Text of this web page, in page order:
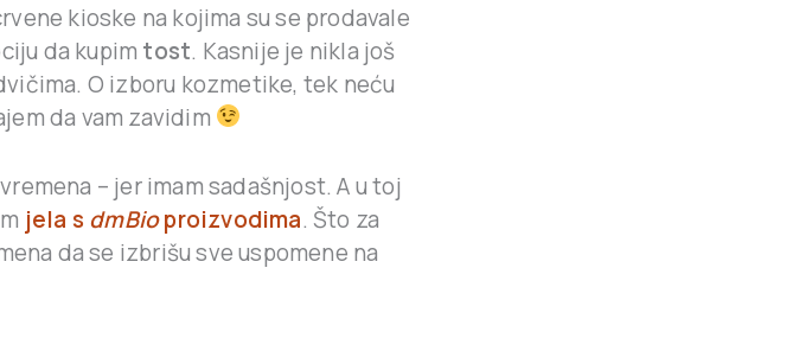
kioske na kojima su se prodavale
da kupim tost. Kasnije je nikla još
O izboru kozmetike, tek neću
da vam zavidim
– jer imam sadašnjost. A u toj
jela s dmBioproizvodima. Što za
da se izbrišu sve uspomene na